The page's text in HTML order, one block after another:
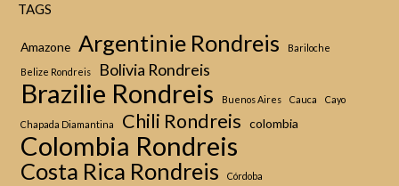
TAGS
Amazone Argentinie Rondreis Bariloche
Belize Rondreis Bolivia Rondreis
Brazilie Rondreis Buenos Aires Cauca Cayo
Chapada Diamantina Chili Rondreis colombia
Colombia Rondreis
Costa Rica Rondreis Córdoba